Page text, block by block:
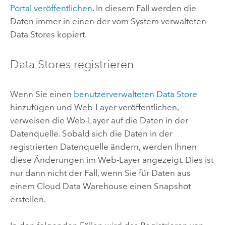
Portal veröffentlichen. In diesem Fall werden die
Daten immer in einen der vom System verwalteten
Data Stores kopiert.
Data Stores registrieren
Wenn Sie einen benutzerverwalteten Data Store
hinzufügen und Web-Layer veröffentlichen,
verweisen die Web-Layer auf die Daten in der
Datenquelle. Sobald sich die Daten in der
registrierten Datenquelle ändern, werden Ihnen
diese Änderungen im Web-Layer angezeigt. Dies ist
nur dann nicht der Fall, wenn Sie für Daten aus
einem Cloud Data Warehouse einen Snapshot
erstellen.